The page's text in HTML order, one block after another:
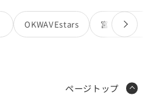
OKWAVEstars 宮田カオリ
ページトップ